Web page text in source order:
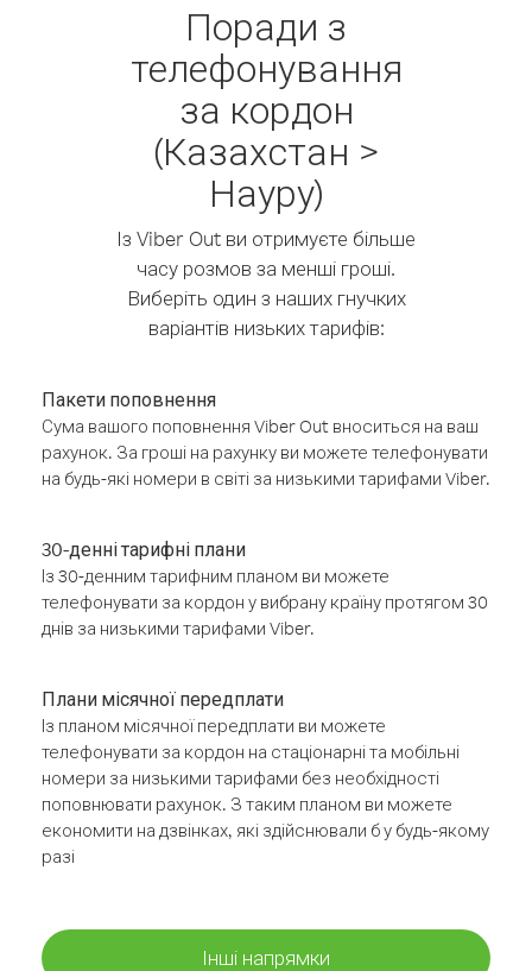
Поради з
телефонування
за кордон
(Казахстан >
Науру)
Із Viber Out ви отримуєте більше
часу розмов за менші гроші.
Виберіть один з наших гнучких
варіантів низьких тарифів:
Пакети поповнення
Сума вашого поповнення Viber Out вноситься на ваш
рахунок. За гроші на рахунку ви можете телефонувати
на будь-які номери в світі за низькими тарифами Viber.
30-денні тарифні плани
Із 30-денним тарифним планом ви можете
телефонувати за кордон у вибрану країну протягом 30
днів за низькими тарифами Viber.
Плани місячної передплати
Із планом місячної передплати ви можете
телефонувати за кордон на стаціонарні та мобільні
номери за низькими тарифами без необхідності
поповнювати рахунок. З таким планом ви можете
економити на дзвінках, які здійснювали б у будь-якому
разі
Інші напрямки